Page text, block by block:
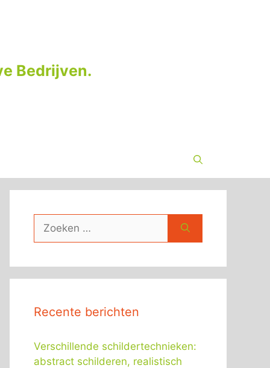
Bedrijven.
naar:
Recente berichten
Verschillende schildertechnieken:
abstract schilderen, realistisch